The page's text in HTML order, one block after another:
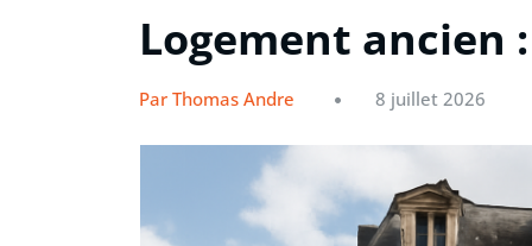
Logement ancien
Par Thomas Andre 8 juillet 2026